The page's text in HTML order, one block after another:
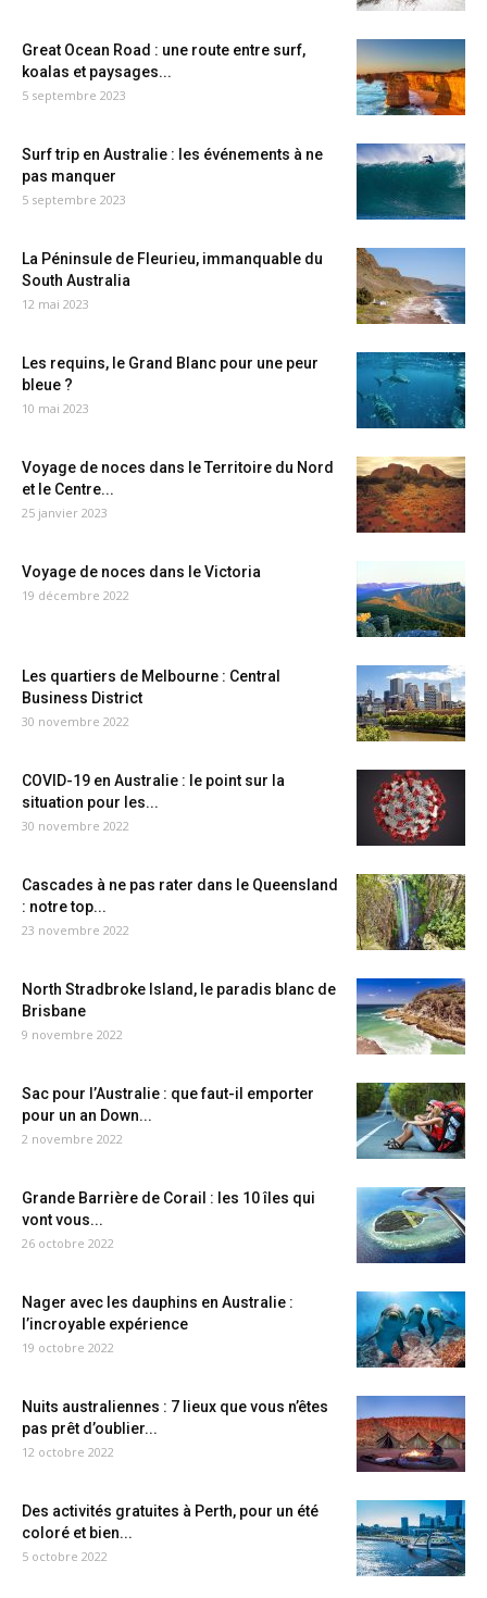
Great Ocean Road : une route entre surf,
koalas et paysages...
5 septembre 2023
Surf trip en Australie : les événements à ne
pas manquer
5 septembre 2023
La Péninsule de Fleurieu, immanquable du
South Australia
12 mai 2023
Les requins, le Grand Blanc pour une peur
bleue ?
10 mai 2023
Voyage de noces dans le Territoire du Nord
et le Centre...
25 janvier 2023
Voyage de noces dans le Victoria
19 décembre 2022
Les quartiers de Melbourne : Central
Business District
30 novembre 2022
COVID-19 en Australie : le point sur la
situation pour les...
30 novembre 2022
Cascades à ne pas rater dans le Queensland
: notre top...
23 novembre 2022
North Stradbroke Island, le paradis blanc de
Brisbane
9 novembre 2022
Sac pour l’Australie : que faut-il emporter
pour un an Down...
2 novembre 2022
Grande Barrière de Corail : les 10 îles qui
vont vous...
26 octobre 2022
Nager avec les dauphins en Australie :
l’incroyable expérience
19 octobre 2022
Nuits australiennes : 7 lieux que vous n’êtes
pas prêt d’oublier...
12 octobre 2022
Des activités gratuites à Perth, pour un été
coloré et bien...
5 octobre 2022